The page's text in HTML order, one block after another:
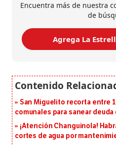
Encuentra más de nuestra
de
Agrega La
San Miguelito recorta entre
comunales para sanear
¡Atención Changuinola!
cortes de agua por